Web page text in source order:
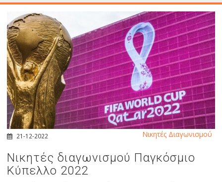
21-12-2022
Νικητές διαγωνισμού Παγκόσμιο
Κύπελλο 2022
Νικητές Διαγωνισμού